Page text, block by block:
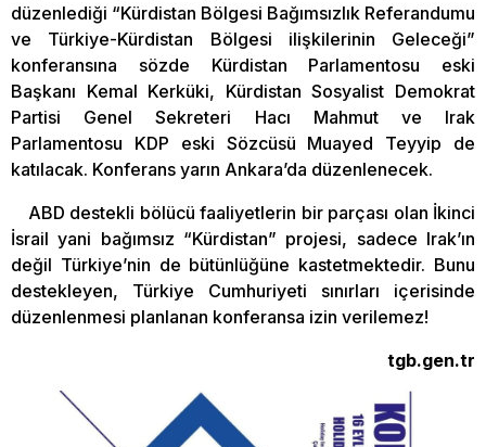
düzenlediği “Kürdistan Bölgesi Bağımsızlık Referandumu
ve Türkiye-Kürdistan Bölgesi ilişkilerinin Geleceği”
konferansına sözde Kürdistan Parlamentosu eski
Başkanı Kemal Kerküki, Kürdistan Sosyalist Demokrat
Partisi Genel Sekreteri Hacı Mahmut ve Irak
Parlamentosu KDP eski Sözcüsü Muayed Teyyip de
katılacak. Konferans yarın Ankara’da düzenlenecek.
ABD destekli bölücü faaliyetlerin bir parçası olan İkinci
İsrail yani bağımsız “Kürdistan” projesi, sadece Irak’ın
değil Türkiye’nin de bütünlüğüne kastetmektedir. Bunu
destekleyen, Türkiye Cumhuriyeti sınırları içerisinde
düzenlenmesi planlanan konferansa izin verilemez!
tgb.gen.tr